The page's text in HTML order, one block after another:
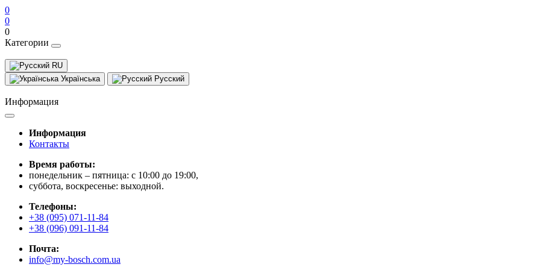
0
0
0
Категории
RU
Українська
Русский
Информация
Информация
Контакты
Время работы:
понедельник – пятница: с 10:00 до 19:00,
суббота, воскресенье: выходной.
Телефоны:
+38 (095) 071-11-84
+38 (096) 091-11-84
Почта:
info@my-bosch.com.ua